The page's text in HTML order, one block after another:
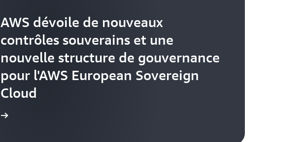
AWS dévoile de nouveaux
contrôles souverains et une
nouvelle structure de gouvernance
pour l'AWS European Sovereign
Cloud